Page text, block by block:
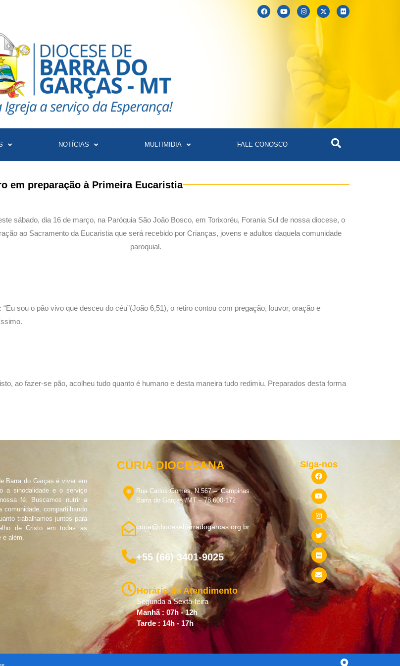
NOTÍCIAS MULTIMIDIA FALE CONOSCO
em preparação à Primeira Eucaristia
sábado, dia 16 de março, na Paróquia São João Bosco, em Torixoréu, Forania Sul de nossa diocese, o
ao Sacramento da Eucaristia que será recebido por Crianças, jovens e adultos daquela comunidade
paroquial.
“Eu sou o pão vivo que desceu do céu”(João 6,51), o retiro contou com pregação, louvor, oração e
ao fazer-se pão, acolheu tudo quanto é humano e desta maneira tudo redimiu. Preparados desta forma
Barra do Garças é viver em
a sinodalidade e o serviço
fé. Buscamos nutrir a
comunidade, compartilhando
trabalhamos juntos para
de Cristo em todas as
e além.
CÚRIA DIOCESANA
Rua Carlos Gomes, N.567 – Campinas
Barra do Garças /MT – 78.600-172
curia@diocesebarradogarcas.org.br
+55 (66) 3401-9025
Horário de Atendimento
Segunda a Sexta-feira
Manhã : 07h - 12h
Tarde : 14h - 17h
Siga-nos